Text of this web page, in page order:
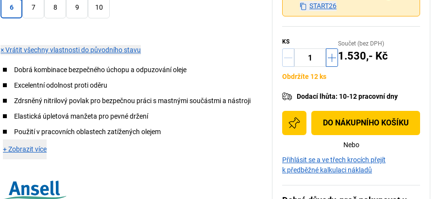
6 7 8 9 10
×Vrátit všechny vlastnosti do původního stavu
Dobrá kombinace bezpečného úchopu a odpuzování oleje
Excelentní odolnost proti oděru
Zdrsněný nitrilový povlak pro bezpečnou práci s mastnými součástmi a nástroji
Elastická úpletová manžeta pro pevné držení
Použití v pracovních oblastech zatížených olejem
+Zobrazit více
START26
KS Součet (bez DPH)
1.530,- Kč
Obdržíte 12 ks
Dodací lhůta: 10-12 pracovní dny
DO NÁKUPNÍHO KOŠÍKU
Nebo
Přihlásit se a ve třech krocích přejít
k předběžné kalkulaci nákladů